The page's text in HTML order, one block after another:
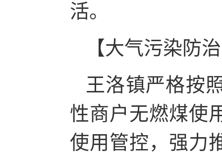
活。
【大气污染防
王洛镇严格按
性商户无燃煤使
使用管控，强力